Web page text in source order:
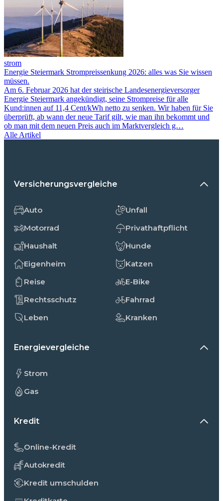
strom
Energie Steiermark Strompreissenkung 2026: alles was Sie wissen
müssen.
Am 6. Februar 2026 hat der steirische Landesenergieversorger
Energie Steiermark angekündigt, seine Strompreise für alle
Kund:innen auf 11,4 Cent/kWh netto zu senken. Wir haben für Sie
überprüft, ab wann der neue Tarif gilt, wie man ihn bekommt und
ob man mit dem neuen Preis auch im Marktvergleich g…
Alle Artikel
Versicherungsvergleiche
Auto
Motorrad
Haushalt
Eigenheim
Reise
Rechtsschutz
Leben
Unfall
Privathaftpflicht
Hunde
Katzen
E-Bike
Fahrrad
Kranken
Energievergleiche
Strom
Gas
Kredit
Online-Kredit
Autokredit
Kredit umschulden